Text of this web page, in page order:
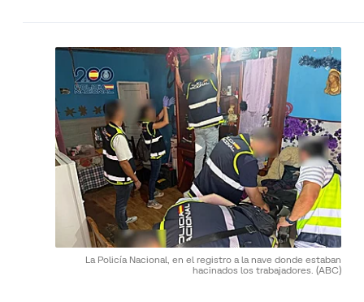
La Policía Nacional, en el registro a la nave donde estaban
hacinados los trabajadores. (ABC)